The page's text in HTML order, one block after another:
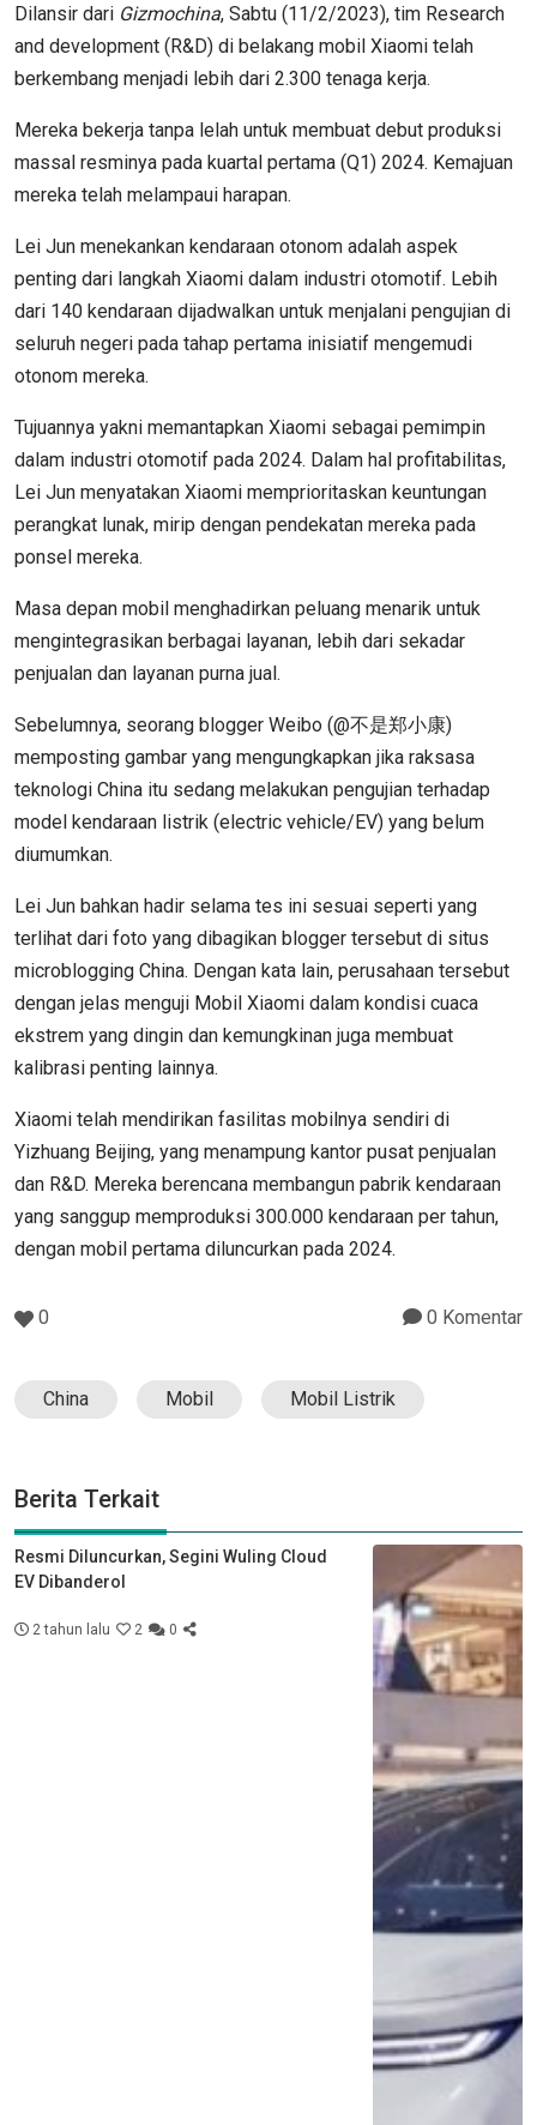
Dilansir dari Gizmochina, Sabtu (11/2/2023), tim Research
and development (R&D) di belakang mobil Xiaomi telah
berkembang menjadi lebih dari 2.300 tenaga kerja.
Mereka bekerja tanpa lelah untuk membuat debut produksi
massal resminya pada kuartal pertama (Q1) 2024. Kemajuan
mereka telah melampaui harapan.
Lei Jun menekankan kendaraan otonom adalah aspek
penting dari langkah Xiaomi dalam industri otomotif. Lebih
dari 140 kendaraan dijadwalkan untuk menjalani pengujian di
seluruh negeri pada tahap pertama inisiatif mengemudi
otonom mereka.
Tujuannya yakni memantapkan Xiaomi sebagai pemimpin
dalam industri otomotif pada 2024. Dalam hal profitabilitas,
Lei Jun menyatakan Xiaomi memprioritaskan keuntungan
perangkat lunak, mirip dengan pendekatan mereka pada
ponsel mereka.
Masa depan mobil menghadirkan peluang menarik untuk
mengintegrasikan berbagai layanan, lebih dari sekadar
penjualan dan layanan purna jual.
Sebelumnya, seorang blogger Weibo (@不是郑小康)
memposting gambar yang mengungkapkan jika raksasa
teknologi China itu sedang melakukan pengujian terhadap
model kendaraan listrik (electric vehicle/EV) yang belum
diumumkan.
Lei Jun bahkan hadir selama tes ini sesuai seperti yang
terlihat dari foto yang dibagikan blogger tersebut di situs
microblogging China. Dengan kata lain, perusahaan tersebut
dengan jelas menguji Mobil Xiaomi dalam kondisi cuaca
ekstrem yang dingin dan kemungkinan juga membuat
kalibrasi penting lainnya.
Xiaomi telah mendirikan fasilitas mobilnya sendiri di
Yizhuang Beijing, yang menampung kantor pusat penjualan
dan R&D. Mereka berencana membangun pabrik kendaraan
yang sanggup memproduksi 300.000 kendaraan per tahun,
dengan mobil pertama diluncurkan pada 2024.
0 0 Komentar
China Mobil Mobil Listrik
Berita Terkait
Resmi Diluncurkan, Segini Wuling Cloud
EV Dibanderol
2 tahun lalu 2 0